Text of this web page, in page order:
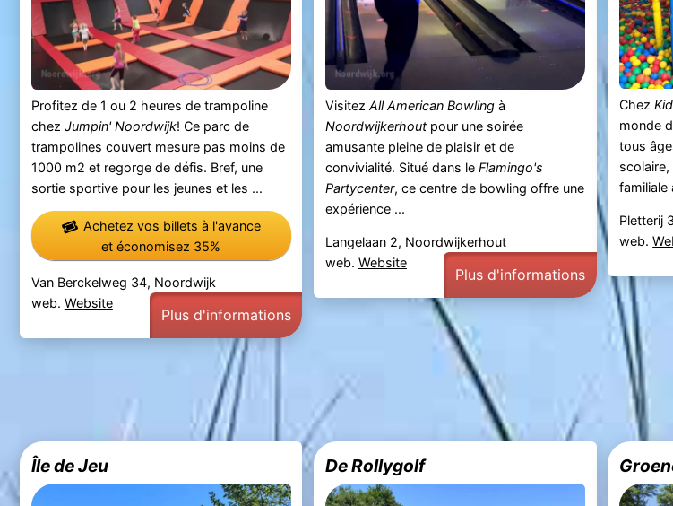
Profitez de 1 ou 2 heures de trampoline
chez Jumpin' Noordwijk! Ce parc de
trampolines couvert mesure pas moins de
1000 m2 et regorge de défis. Bref, une
sortie sportive pour les jeunes et les ...
Achetez vos billets à l'avance
et économisez 35%
Van Berckelweg 34, Noordwijk
web. Website
Plus d'informations
Visitez All American Bowlingà
Noordwijkerhoutpour une soirée
amusante pleine de plaisir et de
convivialité. Situé dans le Flamingo's
Partycenter, ce centre de bowling offre une
expérience ...
Langelaan 2, Noordwijkerhout
web. Website
Plus d'informations
Chez
monde
tous
scolaire,
Pletterij
web.
Île de Jeu De Rollygolf